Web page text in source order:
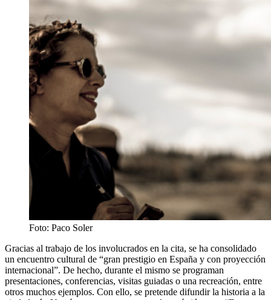
Foto: Paco Soler
Gracias al trabajo de los involucrados en la cita, se ha consolidado
un encuentro cultural de “gran prestigio en España y con proyección
internacional”. De hecho, durante el mismo se programan
presentaciones, conferencias, visitas guiadas o una recreación, entre
otros muchos ejemplos. Con ello, se pretende difundir la historia a la